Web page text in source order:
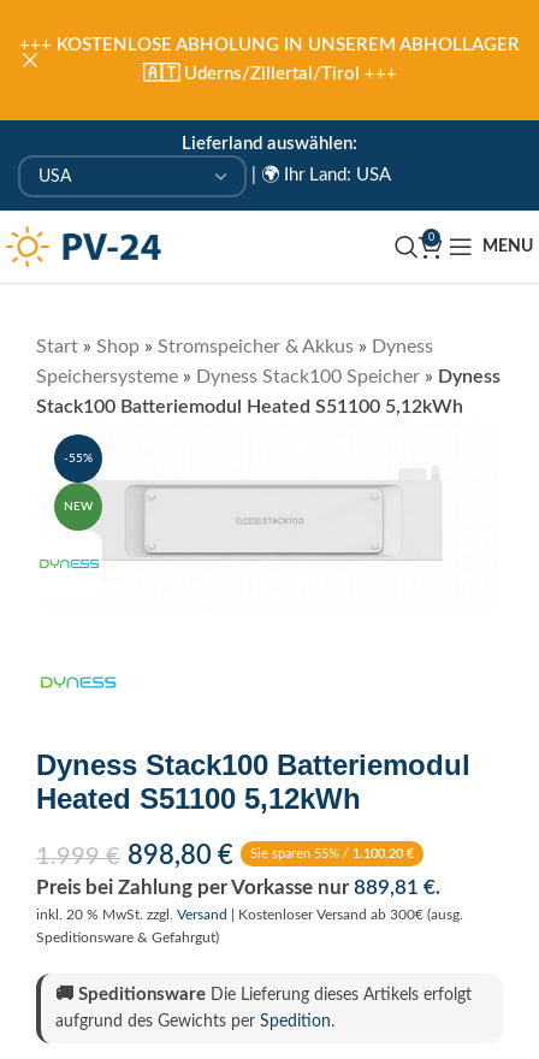
Lieferland auswählen:
🌍 Ihr Land: USA
0
MENU
Start » Shop » Stromspeicher & Akkus » Dyness
Speichersysteme » Dyness Stack100 Speicher » Dyness
Stack100 Batteriemodul Heated S51100 5,12kWh
-55%
NEW
Dyness Stack100 Batteriemodul
Heated S51100 5,12kWh
1.999€ 898,80 € Sie sparen 55% / 1.100,20 €
Preis bei Zahlung per Vorkasse nur889,81 €.
inkl. 20 % MwSt. zzgl. Versand
| Kostenloser Versand ab 300€ (ausg.
Speditionsware & Gefahrgut)
🚚 Speditionsware Die Lieferung dieses Artikels erfolgt
aufgrund des Gewichts per Spedition.
+++ KOSTENLOSE ABHOLUNG IN UNSEREM ABHOLLAGER
🇦🇹 Uderns/Zillertal/Tirol +++